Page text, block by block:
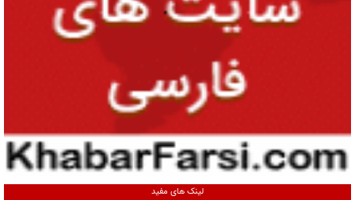
لینک های مفید